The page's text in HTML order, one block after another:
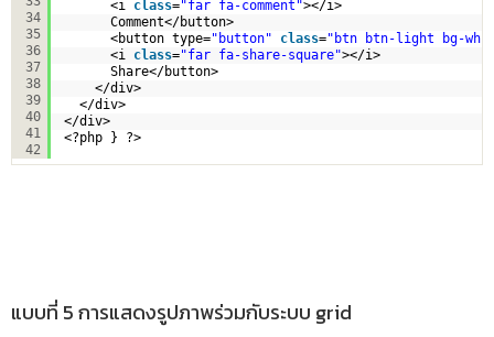
34
35
36
37
38
39
40
41
42
<i class="far fa-comment"></i>
Comment</button>
<button type="button" class="btn btn-light bg-
<i class="far fa-share-square"></i>
Share</button>
</div>
</div>
</div>
<?php } ?>
แบบที่ 5 การแสดงรูปภาพร่วมกับระบบ grid